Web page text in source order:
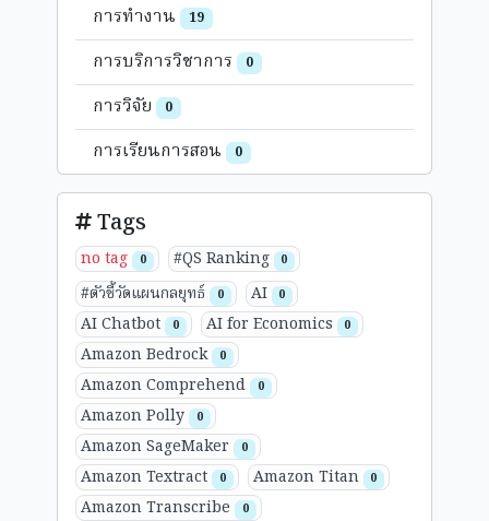
การทำงาน 19
การบริการวิชาการ 0
การวิจัย 0
การเรียนการสอน 0
Tags
no tag 0 #QS Ranking 0
#ตัวชี้วัดแผนกลยุทธ์ 0 AI 0
AI Chatbot 0 AI for Economics 0
Amazon Bedrock 0
Amazon Comprehend 0
Amazon Polly 0
Amazon SageMaker 0
Amazon Textract 0 Amazon Titan 0
Amazon Transcribe 0